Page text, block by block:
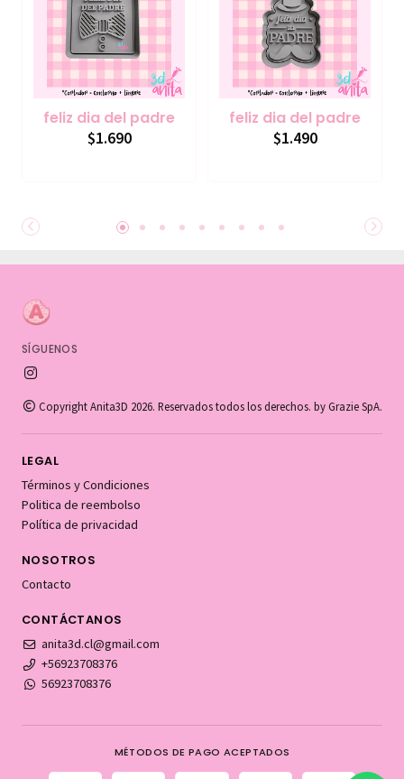
feliz dia del padre
$1.690
feliz dia del padre
$1.490
SÍGUENOS
Copyright Anita3D 2026. Reservados todos los derechos. by Grazie SpA.
LEGAL
Términos y Condiciones
Politica de reembolso
Política de privacidad
NOSOTROS
Contacto
CONTÁCTANOS
anita3d.cl@gmail.com
+56923708376
56923708376
MÉTODOS DE PAGO ACEPTADOS